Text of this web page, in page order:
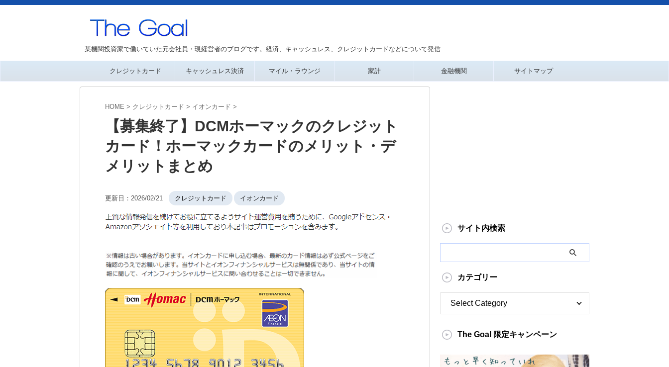
某機関投資家で働いていた元会社員・現経営者のブログです。経済、キャッシュレス、クレジットカードなどについて発信
クレジットカード キャッシュレス決済 マイル・ラウンジ 家計 金融機関 サイトマップ
HOME > クレジットカード > イオンカード >
【募集終了】DCMホーマックのクレジット
カード！ホーマックカードのメリット・デ
メリットまとめ
更新日： 2026/02/21 クレジットカード イオンカード
サイト内検索
カテゴリー
The Goal 限定キャンペーン